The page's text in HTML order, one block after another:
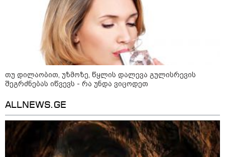
ფული ამ ზოდიაქოს ნიშნების
ხელში აღმოჩნდება: ვინ
გამდიდრდება?
როგორ ჩავიცვათ 40 წლის
შემდეგ: მილიონერების
თუ დილაობით, უზმოზე, წყლის დალევა გულისრევის
შეგრძნებას იწვევს - რა უნდა ვიცოდეთ
ALLNEWS.GE